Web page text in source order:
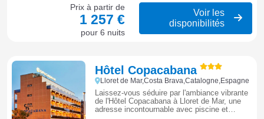
Prix à partir de
1 257 €
pour 6 nuits
Voir les
disponibilités
Hôtel Copacabana
Lloret de Mar,Costa Brava,Catalogne,Espagne
Laissez-vous séduire par l'ambiance vibrante
de l'Hôtel Copacabana à Lloret de Mar, une
adresse incontournable avec piscine et